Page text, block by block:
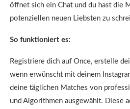
öffnet sich ein Chat und du hast die
potenziellen neuen Liebsten zu
So funktioniert es:
Registriere dich auf Once, erstelle
wenn erwünscht mit deinem
deine täglichen Matches von
und Algorithmen ausgewählt. Diese